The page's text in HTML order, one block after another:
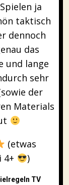
ja
taktisch
dennoch
das
und lange
sehr
der
Materials
(etwas
4+
)
TV